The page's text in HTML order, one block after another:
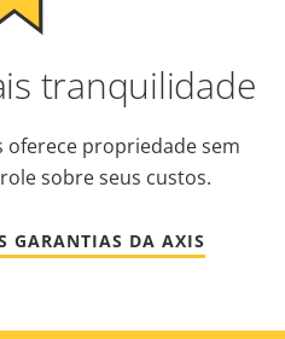
tranquilidade
oferece propriedade sem
sobre seus custos.
GARANTIAS DA AXIS